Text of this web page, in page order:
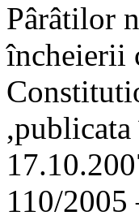
Pârâtilor
încheierii
110/2005